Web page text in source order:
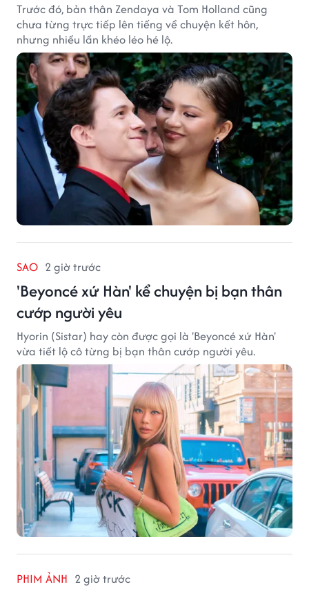
Trước đó, bản thân Zendaya và Tom Holland cũng
chưa từng trực tiếp lên tiếng về chuyện kết hôn,
nhưng nhiều lần khéo léo hé lộ.
SAO 2 giờ trước
'Beyoncé xứ Hàn' kể chuyện bị bạn thân
cướp người yêu
Hyorin (Sistar) hay còn được gọi là 'Beyoncé xứ Hàn'
vừa tiết lộ cô từng bị bạn thân cướp người yêu.
PHIM ẢNH 2 giờ trước